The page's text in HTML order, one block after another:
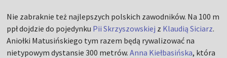
Nie zabraknie też najlepszych polskich zawodników. Na 100 m
ppł dojdzie do pojedynku Pii Skrzyszowskiej z Klaudią Siciarz.
Aniołki Matusińskiego tym razem będą rywalizować na
nietypowym dystansie 300 metrów.Anna Kiełbasińska, która